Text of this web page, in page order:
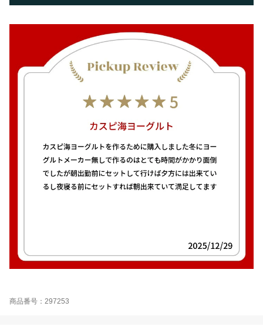
商品番号：297253